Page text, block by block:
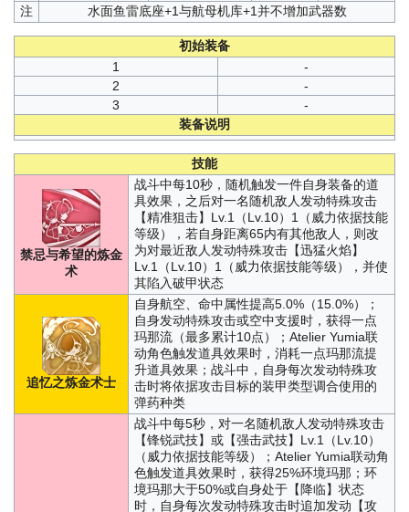
注
水面鱼雷底座+1与航母机库+1并不增加武器数
初始装备
1
-
2
-
3
-
装备说明
技能
禁忌与希望的炼金
术
战斗中每10秒，随机触发一件自身装备的道
具效果，之后对一名随机敌人发动特殊攻击
【精准狙击】Lv.1（Lv.10）1（威力依据技能
等级），若自身距离65内有其他敌人，则改
为对最近敌人发动特殊攻击【迅猛火焰】
Lv.1（Lv.10）1（威力依据技能等级），并使
其陷入破甲状态
追忆之炼金术士
自身航空、命中属性提高5.0%（15.0%）；
自身发动特殊攻击或空中支援时，获得一点
玛那流（最多累计10点）；Atelier Yumia联
动角色触发道具效果时，消耗一点玛那流提
升道具效果；战斗中，自身每次发动特殊攻
击时将依据攻击目标的装甲类型调合使用的
弹药种类
战斗中每5秒，对一名随机敌人发动特殊攻击
【锋锐武技】或【强击武技】Lv.1（Lv.10）
（威力依据技能等级）；Atelier Yumia联动角
色触发道具效果时，获得25%环境玛那；环
境玛那大于50%或自身处于【降临】状态
时，自身每次发动特殊攻击时追加发动【攻